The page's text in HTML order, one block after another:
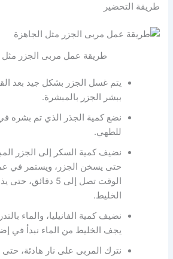
طريقة التحضير
طريقة عمل مربى الجزر مثل
يتم غسل الجزر بشكل جيد بعد
ببشر الجزر بالمبشرة.
نضع كمية الجذر الذي تم بشره
للطهي.
نضيف كمية السكر إلى الجزر
حتى يسخن الجزر، ويستمر في
الوقت تصل إلى 5
الخليط.
نضيف كمية الفانيليا، والماء
يجف الخليط من الماء نبدأ في
نترك المربى على نار هادئة،